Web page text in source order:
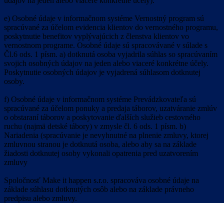
e) Osobné údaje v informačnom systéme Vernostný program sú
spracúvané za účelom evidencia klientov do vernostného programu,
poskytnutie benefitov vyplývajúcich z členstva klientov vo
vernostnom programe. Osobné údaje sú spracovávané v súlade s
Čl.6 ods. 1 písm. a) dotknutá osoba vyjadrila súhlas so spracúvaním
svojich osobných údajov na jeden alebo viaceré konkrétne účely.
Poskytnutie osobných údajov je vyjadrená súhlasom dotknutej
osoby.
f) Osobné údaje v informačnom systéme Prevádzkovateľa sú
spracúvané za účelom ponuky a predaja táborov, uzatváranie zmlúv
o obstaraní táborov a poskytovanie ďalších služieb cestovného
ruchu (najmä detské tábory) v zmysle čl. 6 ods. 1 písm. b)
Nariadenia (spracúvanie je nevyhnutné na plnenie zmluvy, ktorej
zmluvnou stranou je dotknutá osoba, alebo aby sa na základe
žiadosti dotknutej osoby vykonali opatrenia pred uzatvorením
zmluvy
Spoločnosť Make it happen s.r.o. spracováva osobné údaje na
základe súhlasu dotknutých osôb alebo na základe právneho
predpisu alebo zmluvy.